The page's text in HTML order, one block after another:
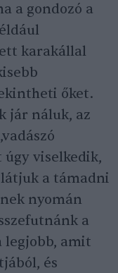
a gondozó a
karakállal
őket.
jár náluk, az
úgy viselkedik,
a támadni
nyomán
a
legjobb, amit
és